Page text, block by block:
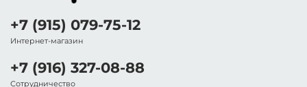
+7 (915) 079-75-12
Интернет-магазин
+7 (916) 327-08-88
Сотрудничество